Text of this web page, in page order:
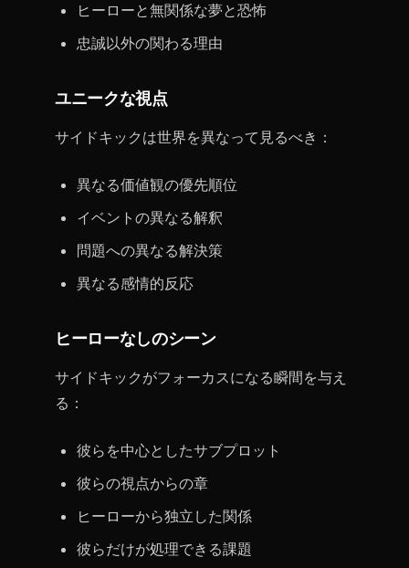
ヒーローと無関係な夢と恐怖
忠誠以外の関わる理由
ユニークな視点
サイドキックは世界を異なって見るべき：
異なる価値観の優先順位
イベントの異なる解釈
問題への異なる解決策
異なる感情的反応
ヒーローなしのシーン
サイドキックがフォーカスになる瞬間を与え
る：
彼らを中心としたサブプロット
彼らの視点からの章
ヒーローから独立した関係
彼らだけが処理できる課題